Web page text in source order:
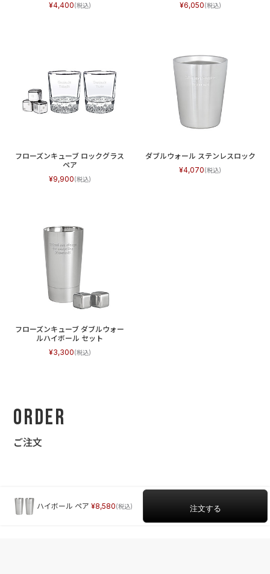
4,400
6,050
フローズンキューブ ロックグラス
ペア
9,900
ダブルウォール ステンレスロック
4,070
フローズンキューブ ダブルウォー
ルハイボール セット
3,300
Order
ご注文
ハイボール ペア 8,580